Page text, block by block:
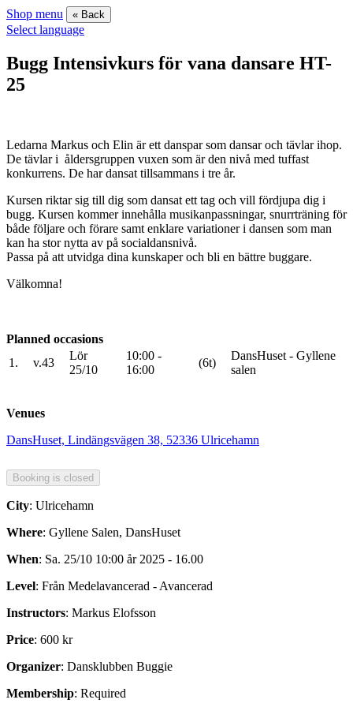
Shop menu « Back
Select language
Bugg Intensivkurs för vana dansare HT-
25
Ledarna Markus och Elin är ett danspar som dansar och tävlar ihop.
De tävlar i åldersgruppen vuxen som är den nivå med tuffast
konkurrens. De har dansat tillsammans i tre år.
Kursen riktar sig till dig som dansat ett tag och vill fördjupa dig i
bugg. Kursen kommer innehålla musikanpassningar, snurrträning för
både följare och förare samt enklare variationer i dansen som man
kan ha stor nytta av på socialdansnivå.
Passa på att utvidga dina kunskaper och bli en bättre buggare.
Välkomna!
Planned occasions
1.
v.43
Lör
25/10
10:00 -
16:00
(6t)
DansHuset - Gyllene
salen
Venues
DansHuset, Lindängsvägen 38, 52336 Ulricehamn
City: Ulricehamn
Where: Gyllene Salen, DansHuset
When: Sa. 25/10 10:00 år 2025 - 16.00
Level: Från Medelavancerad - Avancerad
Instructors: Markus Elofsson
Price: 600 kr
Organizer: Dansklubben Buggie
Membership: Required